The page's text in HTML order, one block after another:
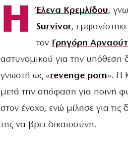
Η Έλενα Κρεμλίδου,
Survivor,
τον Γρηγόρη
αστυνομικού για την
γνωστή ως «revenge porn». Η
μετά την απόφαση για ποινή
στον ένοχο, ενώ μίλησε για
της να βρει δικαιοσύνη.